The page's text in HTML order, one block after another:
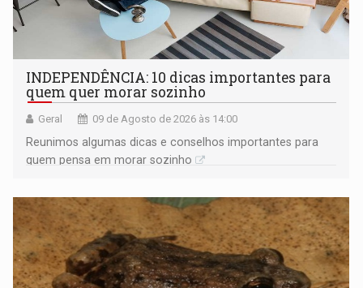
INDEPENDÊNCIA: 10 dicas importantes para
quem quer morar sozinho
Geral 09 de Agosto de 2026 às 14:00
Reunimos algumas dicas e conselhos importantes para
quem pensa em morar sozinho